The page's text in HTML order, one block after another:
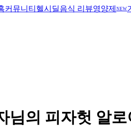
식 · 영양제 리뷰를 찾아보세요
커뮤니티 헬시딜음식 리뷰영양제 NEW
님의 피자헛 알